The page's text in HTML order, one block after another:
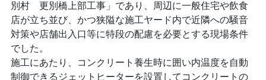
別村 更別橋上部工事」であり、周辺に一般住宅や飲食
店が立ち並び、かつ狭隘な施工ヤード内で近隣への騒音
対策や店舗出入口等に特段の配慮を必要とする現場条件
でした。
施工にあたり、コンクリート養生時に囲い内温度を自動
制御できるジェットヒーターを設置してコンクリートの